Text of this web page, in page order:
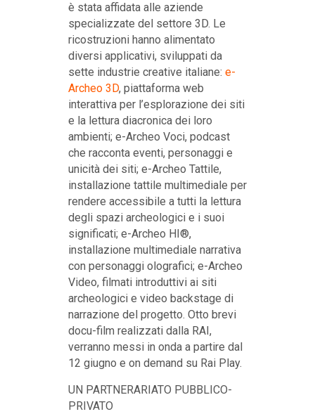
è stata affidata alle aziende
specializzate del settore 3D. Le
ricostruzioni hanno alimentato
diversi applicativi, sviluppati da
sette industrie creative italiane: e-
Archeo 3D, piattaforma web
interattiva per l’esplorazione dei siti
e la lettura diacronica dei loro
ambienti; e-Archeo Voci, podcast
che racconta eventi, personaggi e
unicità dei siti; e-Archeo Tattile,
installazione tattile multimediale per
rendere accessibile a tutti la lettura
degli spazi archeologici e i suoi
significati; e-Archeo HI®,
installazione multimediale narrativa
con personaggi olografici; e-Archeo
Video, filmati introduttivi ai siti
archeologici e video backstage di
narrazione del progetto. Otto brevi
docu-film realizzati dalla RAI,
verranno messi in onda a partire dal
12 giugno e on demand su Rai Play.
UN PARTNERARIATO PUBBLICO-
PRIVATO